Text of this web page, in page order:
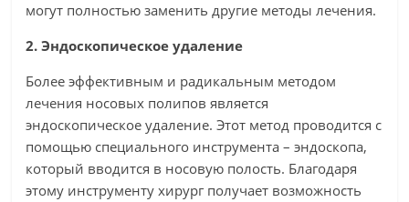
могут полностью заменить другие методы лечения.
2. Эндоскопическое удаление
Более эффективным и радикальным методом
лечения носовых полипов является
эндоскопическое удаление. Этот метод проводится с
помощью специального инструмента – эндоскопа,
который вводится в носовую полость. Благодаря
этому инструменту хирург получает возможность